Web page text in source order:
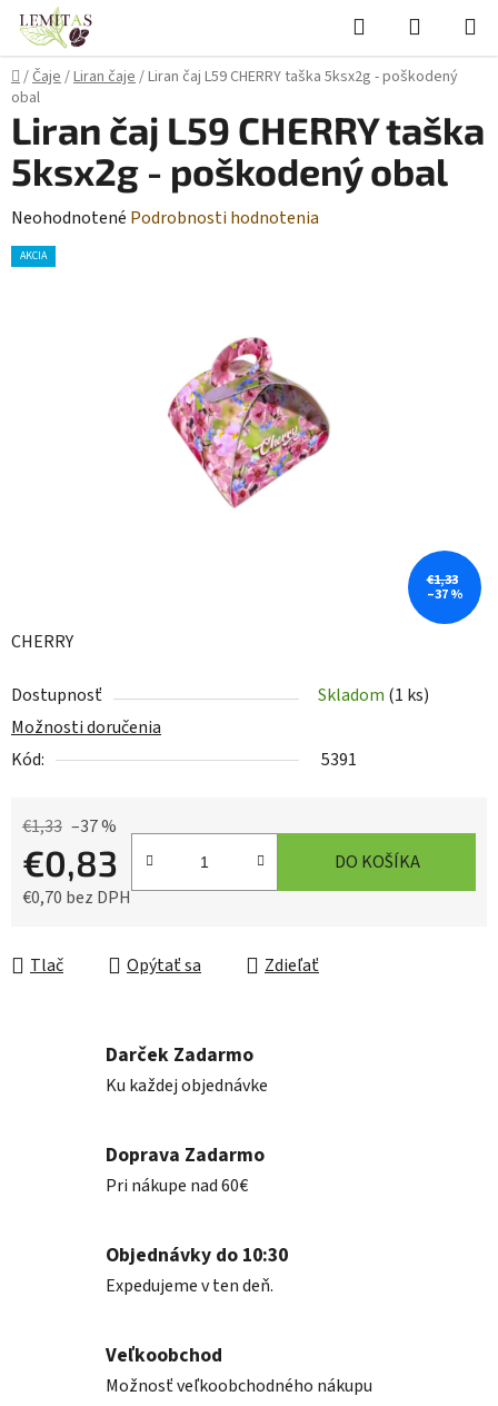
Prejsť
obsah
Hľadať
KOŠÍK
Domov
/Čaje/Liran čaje/Liran čaj L59 CHERRY taška 5ksx2g - poškodený
obal
CHERRY
Dostupnosť Skladom (1 ks)
Možnosti doručenia
Kód:
5391
€1,33 –37 %
€0,83
€0,70 bez DPH
DO KOŠÍKA
Tlač Opýtať sa Zdieľať
Liran čaj L59 CHERRY taška
5ksx2g - poškodený obal
Priemerné
hodnotenie
Neohodnotené Podrobnosti hodnotenia
AKCIA
€1,33
–37 %
Darček Zadarmo
Ku každej objednávke
Doprava Zadarmo
Pri nákupe nad 60€
Objednávky do 10:30
Expedujeme v ten deň.
Veľkoobchod
Možnosť veľkoobchodného nákupu